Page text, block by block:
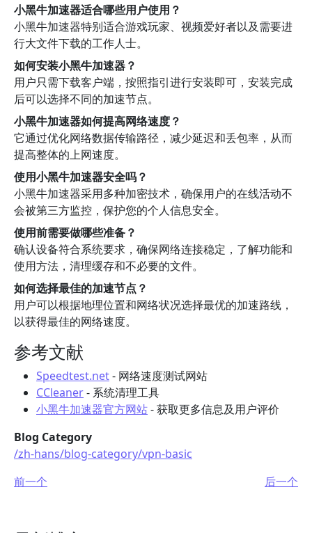
小黑牛加速器适合哪些用户使用？
小黑牛加速器特别适合游戏玩家、视频爱好者以及需要进
行大文件下载的工作人士。
如何安装小黑牛加速器？
用户只需下载客户端，按照指引进行安装即可，安装完成
后可以选择不同的加速节点。
小黑牛加速器如何提高网络速度？
它通过优化网络数据传输路径，减少延迟和丢包率，从而
提高整体的上网速度。
使用小黑牛加速器安全吗？
小黑牛加速器采用多种加密技术，确保用户的在线活动不
会被第三方监控，保护您的个人信息安全。
使用前需要做哪些准备？
确认设备符合系统要求，确保网络连接稳定，了解功能和
使用方法，清理缓存和不必要的文件。
如何选择最佳的加速节点？
用户可以根据地理位置和网络状况选择最优的加速路线，
以获得最佳的网络速度。
参考文献
Speedtest.net- 网络速度测试网站
CCleaner- 系统清理工具
小黑牛加速器官方网站- 获取更多信息及用户评价
Blog Category
/zh-hans/blog-category/vpn-basic
前一个
后一个